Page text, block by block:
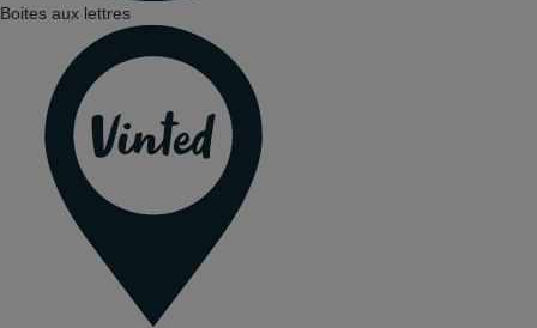
Boites aux lettres